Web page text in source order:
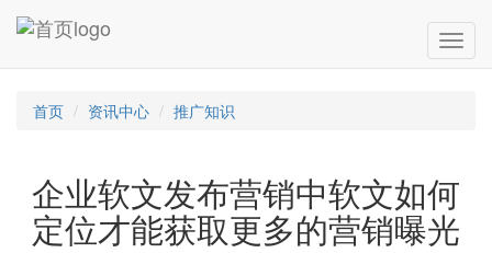
首页 资讯中心 推广知识
企业软文发布营销中软文如何
定位才能获取更多的营销曝光